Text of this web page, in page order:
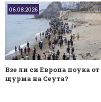
06.08.2026
Взе ли си Европа поука от
щурма на Сеута?